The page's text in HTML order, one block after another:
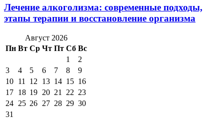
Лечение алкоголизма: современные подходы,
этапы терапии и восстановление организма
Август 2026
Пн Вт Ср Чт Пт Сб Вс
1
2
3
4 5 6 7 8
9
10 11 12 13 14 15 16
17 18 19 20 21 22 23
24 25 26 27 28 29 30
31